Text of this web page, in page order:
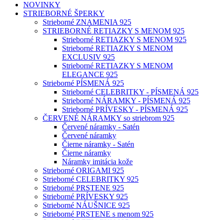
NOVINKY
STRIEBORNÉ ŠPERKY
Strieborné ZNAMENIA 925
STRIEBORNÉ RETIAZKY S MENOM 925
Strieborné RETIAZKY S MENOM 925
Strieborné RETIAZKY S MENOM
EXCLUSIV 925
Strieborné RETIAZKY S MENOM
ELEGANCE 925
Strieborné PÍSMENÁ 925
Strieborné CELEBRITKY - PÍSMENÁ 925
Strieborné NÁRAMKY - PÍSMENÁ 925
Strieborné PRÍVESKY - PÍSMENÁ 925
ČERVENÉ NÁRAMKY so striebrom 925
Červené náramky - Satén
Červené náramky
Čierne náramky - Satén
Čierne náramky
Náramky imitácia kože
Strieborné ORIGAMI 925
Strieborné CELEBRITKY 925
Strieborné PRSTENE 925
Strieborné PRÍVESKY 925
Strieborné NÁUŠNICE 925
Strieborné PRSTENE s menom 925